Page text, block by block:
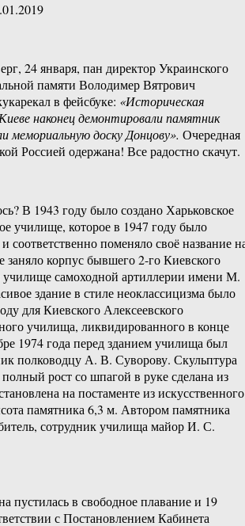
24 января, пан директор Украинского
памяти Володимер Вятрович
в фейсбуке: «Историческая
наконец демонтировали памятник
мемориальную доску Донцову». Очередная
Россией одержана! Все радостно скачут.
В 1943 году было создано Харьковское
училище, которое в 1947 году было
соответственно поменяло своё название
корпус бывшего 2-го Киевского
училище самоходной артиллерии имени М.
здание в стиле неоклассицизма было
для Киевского Алексеевского
училища, ликвидированного в конце
1974 года перед зданием училища был
полководцу А. В. Суворову. Скульптура
рост со шпагой в руке сделана из
на постаменте из искусственного
памятника 6,3 м. Автором памятника
сотрудник училища майор И. С.
пустилась в свободное плавание и 19
с Постановлением Кабинета